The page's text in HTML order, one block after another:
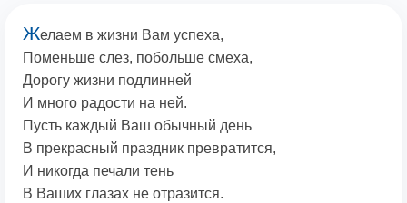
Желаем в жизни Вам успеха,
Поменьше слез, побольше смеха,
Дорогу жизни подлинней
И много радости на ней.
Пусть каждый Ваш обычный день
В прекрасный праздник превратится,
И никогда печали тень
В Ваших глазах не отразится.